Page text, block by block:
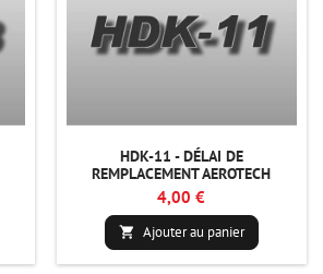
HDK-11 - DÉLAI DE
REMPLACEMENT AEROTECH
4,00 €
 Ajouter au panier